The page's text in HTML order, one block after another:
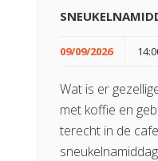
09/09/2026
Wat is er
met koffie en
terecht in de